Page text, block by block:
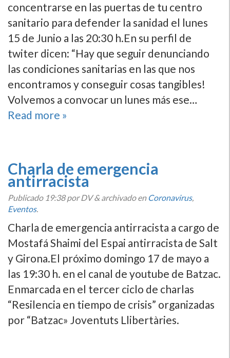
concentrarse en las puertas de tu centro
sanitario para defender la sanidad el lunes
15 de Junio a las 20:30 h.En su perfil de
twiter dicen: “Hay que seguir denunciando
las condiciones sanitarias en las que nos
encontramos y conseguir cosas tangibles!
Volvemos a convocar un lunes más ese…
Read more »
Charla de emergencia
antirracista
Publicado 19:38por DV&archivado en Coronavirus,
Eventos.
Charla de emergencia antirracista a cargo de
Mostafá Shaimi del Espai antirracista de Salt
y Girona.El próximo domingo 17 de mayo a
las 19:30 h. en el canal de youtube de Batzac.
Enmarcada en el tercer ciclo de charlas
“Resilencia en tiempo de crisis” organizadas
por “Batzac» Joventuts Llibertàries.